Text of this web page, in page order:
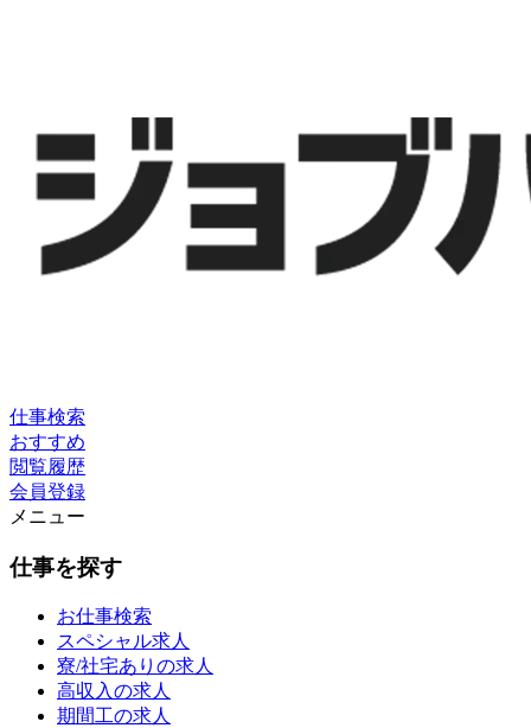
仕事検索
おすすめ
閲覧履歴
会員登録
メニュー
仕事を探す
お仕事検索
スペシャル求人
寮/社宅ありの求人
高収入の求人
期間工の求人